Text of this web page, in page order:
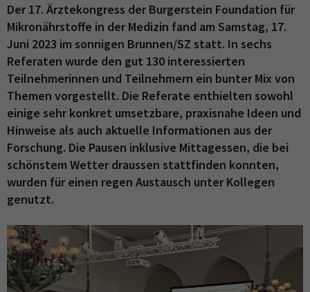
Der 17. Ärztekongress der Burgerstein Foundation für
Mikronährstoffe in der Medizin fand am Samstag, 17.
Juni 2023 im sonnigen Brunnen/SZ statt. In sechs
Referaten wurde den gut 130 interessierten
Teilnehmerinnen und Teilnehmern ein bunter Mix von
Themen vorgestellt. Die Referate enthielten sowohl
einige sehr konkret umsetzbare, praxisnahe Ideen und
Hinweise als auch aktuelle Informationen aus der
Forschung. Die Pausen inklusive Mittagessen, die bei
schönstem Wetter draussen stattfinden konnten,
wurden für einen regen Austausch unter Kollegen
genutzt.